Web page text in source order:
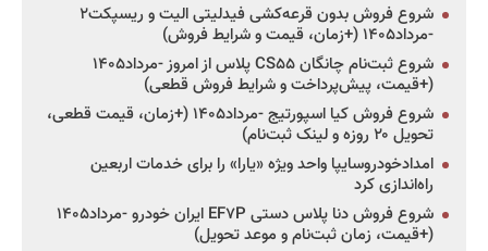
شروع فروش بدون قرعه‌کشی فیدلیتی الیت و ریسپکت۲
-مرداد۱۴۰۵ (+زمان، قیمت و شرایط فروش)
شروع ثبت‌نام چانگان CS۵۵ پلاس از امروز -مرداد۱۴۰۵
(+قیمت، پیش‌پرداخت و شرایط فروش قطعی)
شروع فروش کیا اسپورتیج -مرداد۱۴۰۵ (+زمان، قیمت قطعی،
تحویل ۲۰ روزه و لینک ثبت‌نام)
امدادخودروسایپا واحد ویژه «یارا» را برای خدمات اربعین
راه‌اندازی کرد
شروع فروش دنا پلاس دستی EF۷P ایران خودرو -مرداد۱۴۰۵
(+قیمت، زمان ثبت‌نام و موعد تحویل)